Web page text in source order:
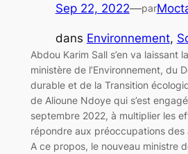
Sep 22, 2022—par
dans Environnement,
Abdou Karim Sall s’en va laissant
ministère de l’Environnement, du
durable et de la Transition
de Alioune Ndoye qui s’est
septembre 2022, à multiplier les
répondre aux préoccupations des
A ce propos, le nouveau ministre